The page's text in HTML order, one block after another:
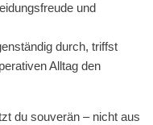
und
durch, triffst
Alltag den
du souverän – nicht aus